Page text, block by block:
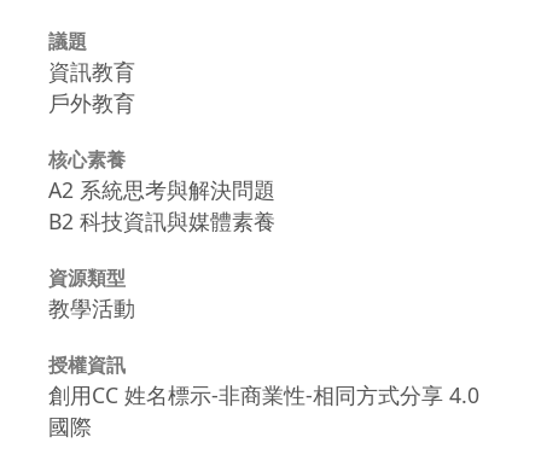
議題
資訊教育
戶外教育
核心素養
A2 系統思考與解決問題
B2 科技資訊與媒體素養
資源類型
教學活動
授權資訊
創用CC 姓名標示-非商業性-相同方式分享 4.0
國際